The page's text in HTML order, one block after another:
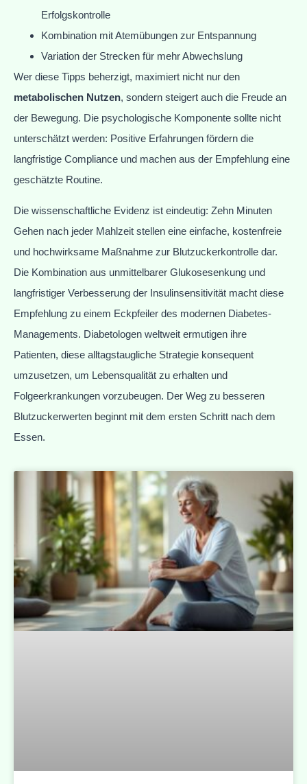
Erfolgskontrolle
Kombination mit Atemübungen zur Entspannung
Variation der Strecken für mehr Abwechslung
Wer diese Tipps beherzigt, maximiert nicht nur den
metabolischen Nutzen, sondern steigert auch die Freude an
der Bewegung. Die psychologische Komponente sollte nicht
unterschätzt werden: Positive Erfahrungen fördern die
langfristige Compliance und machen aus der Empfehlung eine
geschätzte Routine.
Die wissenschaftliche Evidenz ist eindeutig: Zehn Minuten
Gehen nach jeder Mahlzeit stellen eine einfache, kostenfreie
und hochwirksame Maßnahme zur Blutzuckerkontrolle dar.
Die Kombination aus unmittelbarer Glukosesenkung und
langfristiger Verbesserung der Insulinsensitivität macht diese
Empfehlung zu einem Eckpfeiler des modernen Diabetes-
Managements. Diabetologen weltweit ermutigen ihre
Patienten, diese alltagstaugliche Strategie konsequent
umzusetzen, um Lebensqualität zu erhalten und
Folgeerkrankungen vorzubeugen. Der Weg zu besseren
Blutzuckerwerten beginnt mit dem ersten Schritt nach dem
Essen.